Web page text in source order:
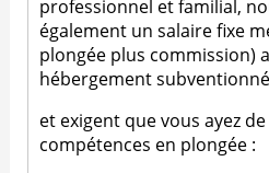
professionnel et familial,
également un salaire fixe
plongée plus commission)
hébergement subventionné
et exigent que vous ayez
compétences en plongée :